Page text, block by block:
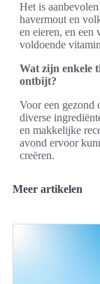
Het is
havermout en
en eieren, en een
voldoende
Wat zijn enkele
ontbijt?
Voor een gezond
diverse
en makkelijke
avond ervoor
creëren.
Meer artikelen